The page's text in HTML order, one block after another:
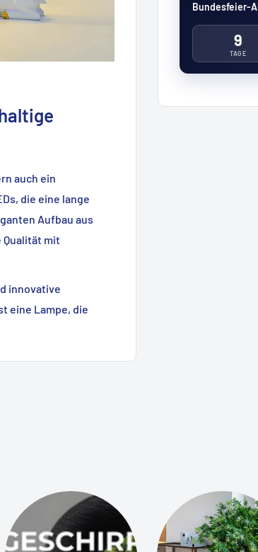
Bundesfeier-
9
TAGE
auch ein
die eine lange
Aufbau aus
Qualität mit
innovative
eine Lampe, die